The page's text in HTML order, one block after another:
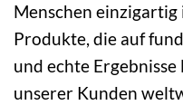
Menschen
Produkte, die auf
und echte
unserer Kunden